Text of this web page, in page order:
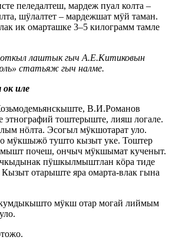
пеледалтеш, мардеж пуал колта –
шӱлалтет – мардежшат мӱй таман.
ик омарташке 3–5 килограмм тамле
лаштык гыч А.Е.Китиковын
статьяж гыч налме.
иле
В.И.Романов
тоштерыште, лияш логале.
нӧлта. Эсогыл мӱкшотарат уло.
мӱкшыжӧ тушто кызыт уке. Тоштер
почеш, ончыч мӱкшымат кученыт.
пӱшкылмыштлан кӧра тиде
отарыште яра омарта-влак гына
мӱкш отар могай лиймым